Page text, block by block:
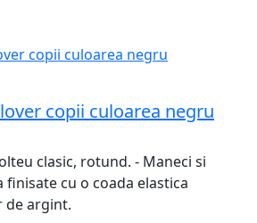
copii culoarea negru
clasic, rotund. - Maneci si
cu o coada elastica
de argint.